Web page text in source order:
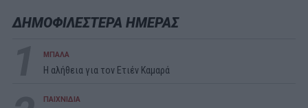
ΔΗΜΟΦΙΛΕΣΤΕΡΑ ΗΜΕΡΑΣ
ΜΠΑΛΑ
Η αλήθεια για τον Ετιέν Καμαρά
ΠΑΙΧΝΙΔΙΑ